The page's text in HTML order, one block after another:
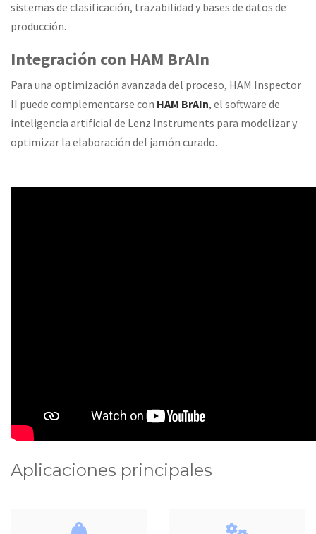
sistemas de clasificación, trazabilidad y bases de datos de
producción.
Integración con HAM BrAIn
Para una optimización avanzada del proceso, HAM Inspector
II puede complementarse con HAM BrAIn, el software de
inteligencia artificial de Lenz Instruments para modelizar y
optimizar la elaboración del jamón curado.
Aplicaciones principales